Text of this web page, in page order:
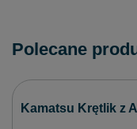
Polecane
Kamatsu Krętlik z